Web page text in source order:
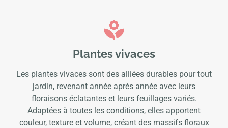
Plantes vivaces
Les plantes vivaces sont des alliées durables pour tout
jardin, revenant année après année avec leurs
floraisons éclatantes et leurs feuillages variés.
Adaptées à toutes les conditions, elles apportent
couleur, texture et volume, créant des massifs floraux